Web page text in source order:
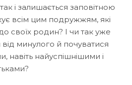
і залишається заповітною
всім цим подружжям, які
своїх родин? І чи так уже
від минулого й почуватися
навіть найуспішнішими і